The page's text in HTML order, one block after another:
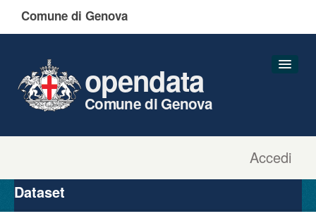
Comune di Genova
Accedi
opendata
Comune di Genova
Organizzazioni
Gruppi
Dataset